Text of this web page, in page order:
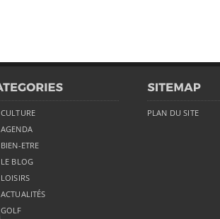
CULTURE
AGENDA
BIEN-ETRE
LE BLOG
LOISIRS
ACTUALITÉS
GOLF
PLAN DU SITE